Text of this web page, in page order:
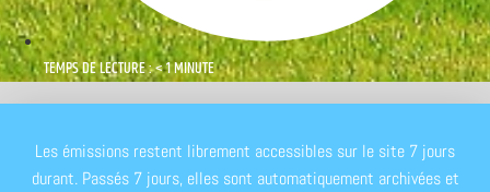
TEMPS DE LECTURE : < 1 MINUTE
Les émissions restent librement accessibles sur le site 7 jours
durant. Passés 7 jours, elles sont automatiquement archivées et